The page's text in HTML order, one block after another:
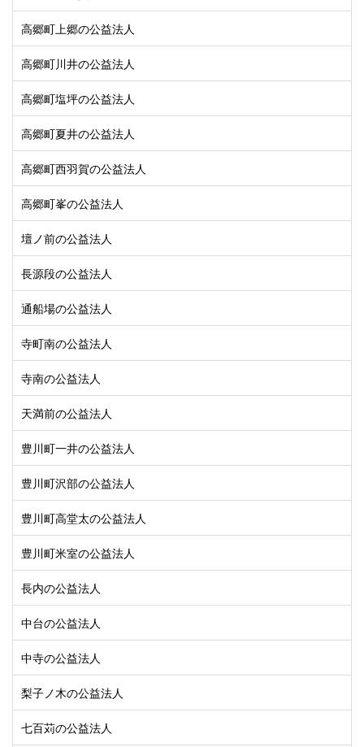
高郷町上郷の公益法人
高郷町川井の公益法人
高郷町塩坪の公益法人
高郷町夏井の公益法人
高郷町西羽賀の公益法人
高郷町峯の公益法人
壇ノ前の公益法人
長源段の公益法人
通船場の公益法人
寺町南の公益法人
寺南の公益法人
天満前の公益法人
豊川町一井の公益法人
豊川町沢部の公益法人
豊川町高堂太の公益法人
豊川町米室の公益法人
長内の公益法人
中台の公益法人
中寺の公益法人
梨子ノ木の公益法人
七百苅の公益法人